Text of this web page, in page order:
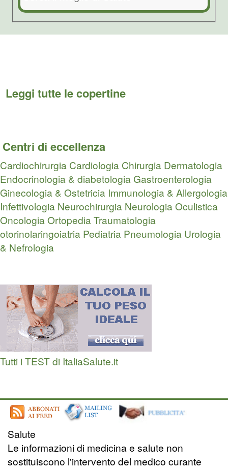
Leggi tutte le copertine
Centri di eccellenza
Cardiochirurgia Cardiologia Chirurgia Dermatologia
Endocrinologia & diabetologia Gastroenterologia
Ginecologia & Ostetricia Immunologia & Allergologia
Infettivologia Neurochirurgia NeurologiaOculistica
OncologiaOrtopedia Traumatologia
otorinolaringoiatria Pediatria Pneumologia Urologia
& Nefrologia
Tutti i TEST di ItaliaSalute.it
Salute
Le informazioni di medicina e salute non
sostituiscono l'intervento del medico curante